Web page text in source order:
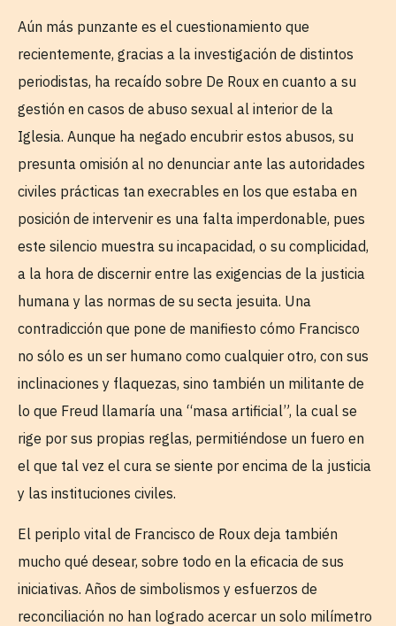
Aún más punzante es el cuestionamiento que
recientemente, gracias a la investigación de distintos
periodistas, ha recaído sobre De Roux en cuanto a su
gestión en casos de abuso sexual al interior de la
Iglesia. Aunque ha negado encubrir estos abusos, su
presunta omisión al no denunciar ante las autoridades
civiles prácticas tan execrables en los que estaba en
posición de intervenir es una falta imperdonable, pues
este silencio muestra su incapacidad, o su complicidad,
a la hora de discernir entre las exigencias de la justicia
humana y las normas de su secta jesuita. Una
contradicción que pone de manifiesto cómo Francisco
no sólo es un ser humano como cualquier otro, con sus
inclinaciones y flaquezas, sino también un militante de
lo que Freud llamaría una “masa artificial”, la cual se
rige por sus propias reglas, permitiéndose un fuero en
el que tal vez el cura se siente por encima de la justicia
y las instituciones civiles.
El periplo vital de Francisco de Roux deja también
mucho qué desear, sobre todo en la eficacia de sus
iniciativas. Años de simbolismos y esfuerzos de
reconciliación no han logrado acercar un solo milímetro